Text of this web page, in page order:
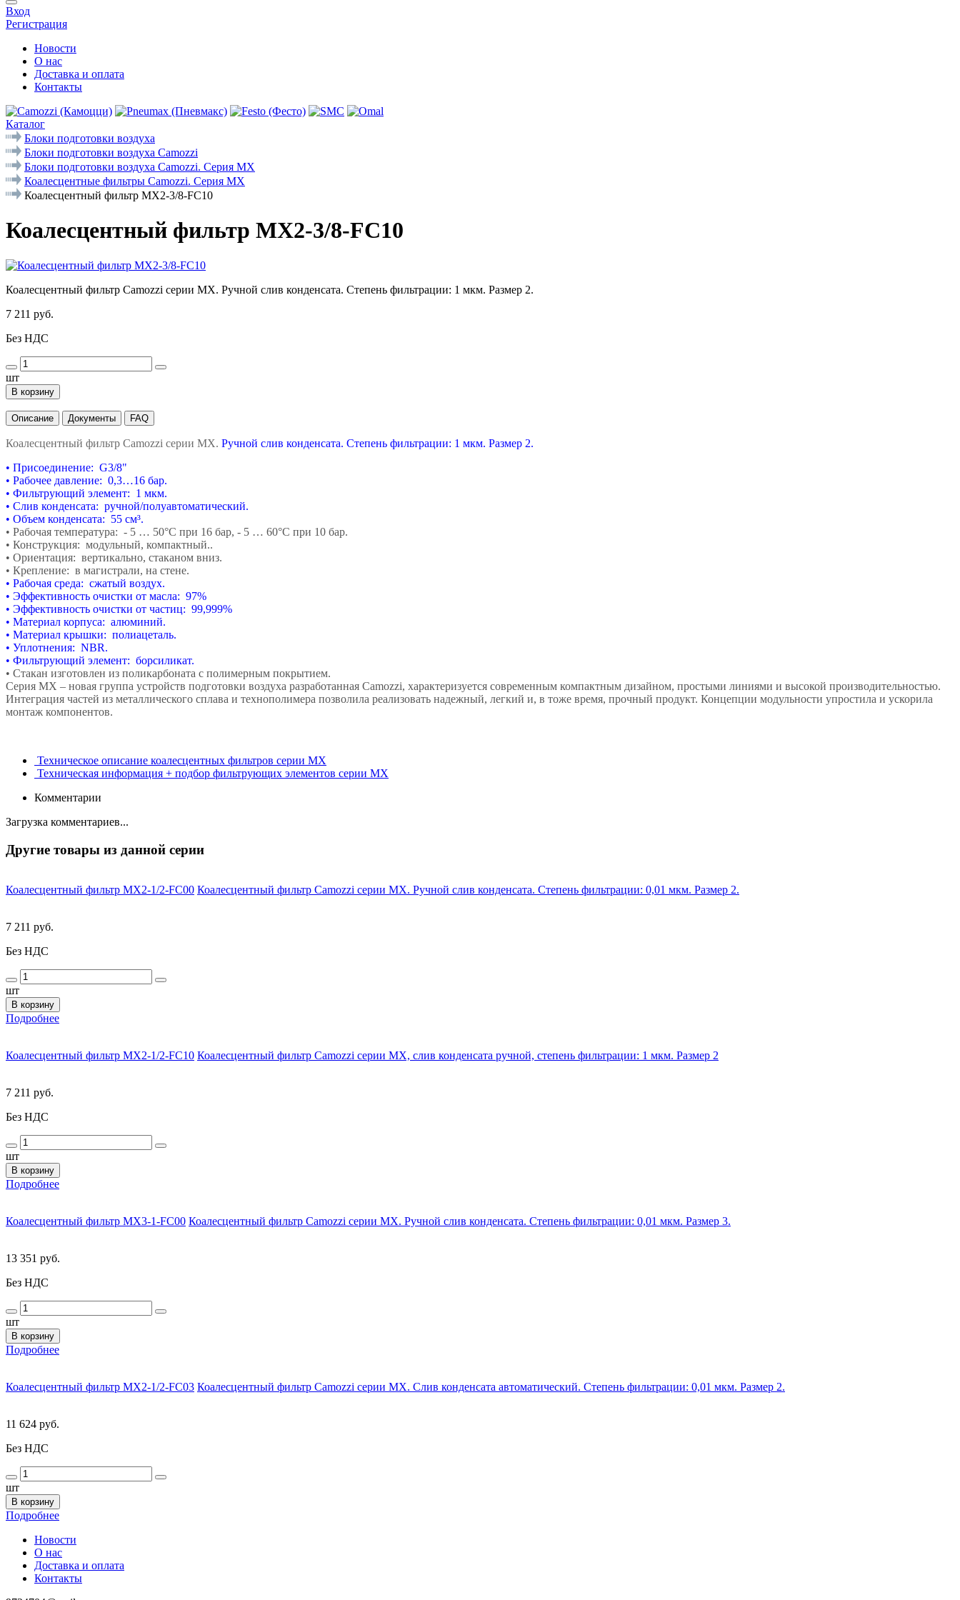
Вход
Регистрация
Новости
О нас
Доставка и оплата
Контакты
Каталог
Блоки подготовки воздуха
Блоки подготовки воздуха Camozzi
Блоки подготовки воздуха Camozzi. Серия МX
Коалесцентные фильтры Camozzi. Серия MX
Коалесцентный фильтр MX2-3/8-FC10
Коалесцентный фильтр MX2-3/8-FC10
Коалесцентный фильтр Camozzi серии MX. Ручной слив конденсата. Степень фильтрации: 1 мкм. Размер 2.
7 211 руб.
Без НДС
шт
В корзину
Описание Документы FAQ
Коалесцентный фильтр Camozzi серии MX. Ручной слив конденсата. Степень фильтрации: 1 мкм. Размер 2.
• Присоединение: G3/8"
• Рабочее давление: 0,3…16 бар.
• Фильтрующий элемент: 1 мкм.
• Слив конденсата: ручной/полуавтоматический.
• Объем конденсата: 55 см³.
• Рабочая температура: - 5 … 50°С при 16 бар, - 5 … 60°С при 10 бар.
• Конструкция: модульный, компактный..
• Ориентация: вертикально, стаканом вниз.
• Крепление: в магистрали, на стене.
• Рабочая среда: сжатый воздух.
• Эффективность очистки от масла: 97%
• Эффективность очистки от частиц: 99,999%
• Материал корпуса: алюминий.
• Материал крышки: полиацеталь.
• Уплотнения: NBR.
• Фильтрующий элемент: борсиликат.
• Стакан изготовлен из поликарбоната с полимерным покрытием.
Серия МХ – новая группа устройств подготовки воздуха разработанная Camozzi, характеризуется современным компактным дизайном, простыми линиями и высокой производительностью.
Интеграция частей из металлического сплава и технополимера позволила реализовать надежный, легкий и, в тоже время, прочный продукт. Концепции модульности упростила и ускорила
монтаж компонентов.
Техническое описание коалесцентных фильтров серии MX
Техническая информация + подбор фильтрующих элементов серии MX
Комментарии
Загрузка комментариев...
Другие товары из данной серии
Коалесцентный фильтр MX2-1/2-FC00 Коалесцентный фильтр Camozzi серии MX. Ручной слив конденсата. Степень фильтрации: 0,01 мкм. Размер 2.
7 211 руб.
Без НДС
шт
В корзину
Подробнее
Коалесцентный фильтр MX2-1/2-FC10 Коалесцентный фильтр Camozzi серии MX, слив конденсата ручной, степень фильтрации: 1 мкм. Размер 2
7 211 руб.
Без НДС
шт
В корзину
Подробнее
Коалесцентный фильтр MX3-1-FC00 Коалесцентный фильтр Camozzi серии MX. Ручной слив конденсата. Степень фильтрации: 0,01 мкм. Размер 3.
13 351 руб.
Без НДС
шт
В корзину
Подробнее
Коалесцентный фильтр MX2-1/2-FC03 Коалесцентный фильтр Camozzi серии MX. Слив конденсата автоматический. Степень фильтрации: 0,01 мкм. Размер 2.
11 624 руб.
Без НДС
шт
В корзину
Подробнее
Новости
О нас
Доставка и оплата
Контакты